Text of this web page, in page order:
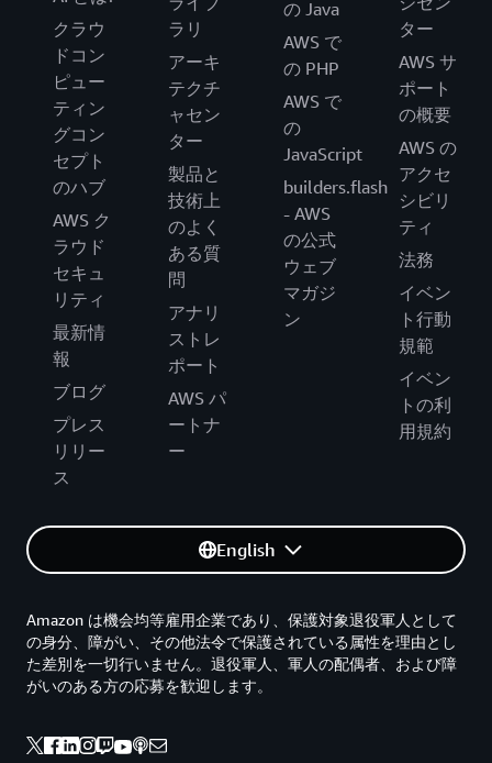
クラウ
ドコン
ピュー
ティン
グコン
セプト
のハブ
AWS ク
ラウド
セキュ
リティ
最新情
報
ブログ
プレス
リリー
ス
ラリ
アーキ
テクチ
ャセン
ター
製品と
技術上
のよく
ある質
問
アナリ
ストレ
ポート
AWS パ
ートナ
ー
の Java
AWS で
の PHP
AWS で
の
JavaScript
builders.flash
- AWS
の公式
ウェブ
マガジ
ン
ター
AWS サ
ポート
の概要
AWS の
アクセ
シビリ
ティ
法務
イベン
ト行動
規範
イベン
トの利
用規約
English
Amazon は機会均等雇用企業であり、保護対象退役軍人として
の身分、障がい、その他法令で保護されている属性を理由とし
た差別を一切行いません。退役軍人、軍人の配偶者、および障
がいのある方の応募を歓迎します。